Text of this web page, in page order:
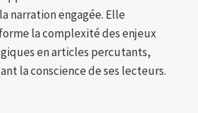
narration engagée. Elle
la complexité des enjeux
en articles percutants,
la conscience de ses lecteurs.